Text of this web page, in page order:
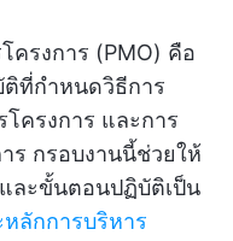
ครงการ (PMO) คือ
ที่กำหนดวิธีการ
ครงการ และการ
ร กรอบงานนี้ช่วยให้
ละขั้นตอนปฏิบัติเป็น
ลักการบริหาร